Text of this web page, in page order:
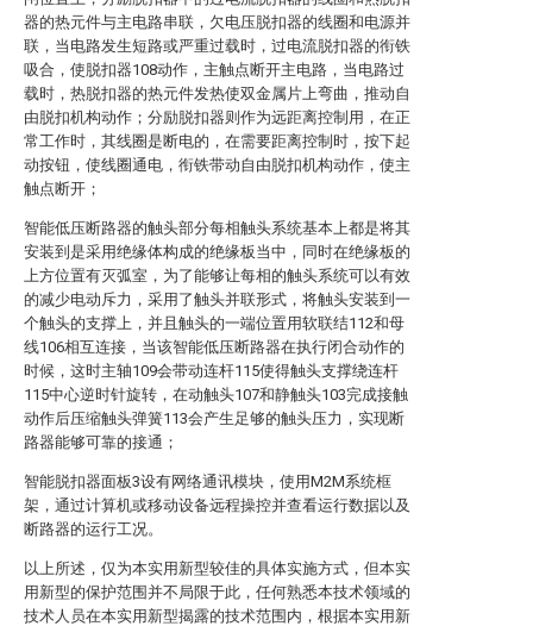
器的热元件与主电路串联，欠电压脱扣器的线圈和电源并
联，当电路发生短路或严重过载时，过电流脱扣器的衔铁
吸合，使脱扣器108动作，主触点断开主电路，当电路过
载时，热脱扣器的热元件发热使双金属片上弯曲，推动自
由脱扣机构动作；分励脱扣器则作为远距离控制用，在正
常工作时，其线圈是断电的，在需要距离控制时，按下起
动按钮，使线圈通电，衔铁带动自由脱扣机构动作，使主
触点断开；
智能低压断路器的触头部分每相触头系统基本上都是将其
安装到是采用绝缘体构成的绝缘板当中，同时在绝缘板的
上方位置有灭弧室，为了能够让每相的触头系统可以有效
的减少电动斥力，采用了触头并联形式，将触头安装到一
个触头的支撑上，并且触头的一端位置用软联结112和母
线106相互连接，当该智能低压断路器在执行闭合动作的
时候，这时主轴109会带动连杆115使得触头支撑绕连杆
115中心逆时针旋转，在动触头107和静触头103完成接触
动作后压缩触头弹簧113会产生足够的触头压力，实现断
路器能够可靠的接通；
智能脱扣器面板3设有网络通讯模块，使用M2M系统框
架，通过计算机或移动设备远程操控并查看运行数据以及
断路器的运行工况。
以上所述，仅为本实用新型较佳的具体实施方式，但本实
用新型的保护范围并不局限于此，任何熟悉本技术领域的
技术人员在本实用新型揭露的技术范围内，根据本实用新